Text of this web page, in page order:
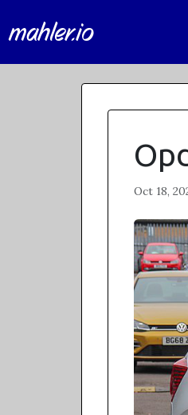
mahler.io
Oct 18,